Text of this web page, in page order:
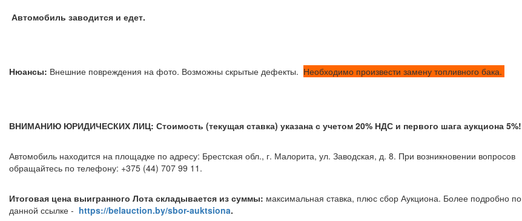
Автомобиль заводится и едет.
Нюансы: Внешние повреждения на фото. Возможны скрытые дефекты. Необходимо произвести замену топливного бака.
ВНИМАНИЮ ЮРИДИЧЕСКИХ ЛИЦ: Стоимость (текущая ставка) указана с учетом 20% НДС и первого шага аукциона 5%!
Автомобиль находится на площадке по адресу: Брестская обл., г. Малорита, ул. Заводская, д. 8. При возникновении вопросов
обращайтесь по телефону: +375 (44) 707 99 11.
Итоговая цена выигранного Лота складывается из суммы: максимальная ставка, плюс сбор Аукциона. Более подробно по
данной ссылке - https://belauction.by/sbor-auktsiona.